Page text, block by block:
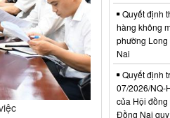
Quyết định
hàng không
phường
Nai
Quyết định
07/2026/NQ-
của Hội
Đồng Nai